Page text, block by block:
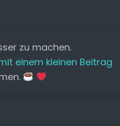
zu machen.
einem kleinen Beitrag